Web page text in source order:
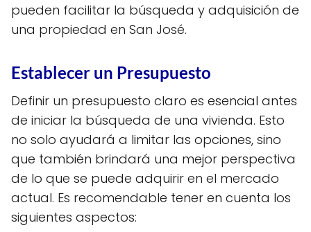
pueden facilitar la búsqueda y adquisición de
una propiedad en San José.
Establecer un Presupuesto
Definir un presupuesto claro es esencial antes
de iniciar la búsqueda de una vivienda. Esto
no solo ayudará a limitar las opciones, sino
que también brindará una mejor perspectiva
de lo que se puede adquirir en el mercado
actual. Es recomendable tener en cuenta los
siguientes aspectos: